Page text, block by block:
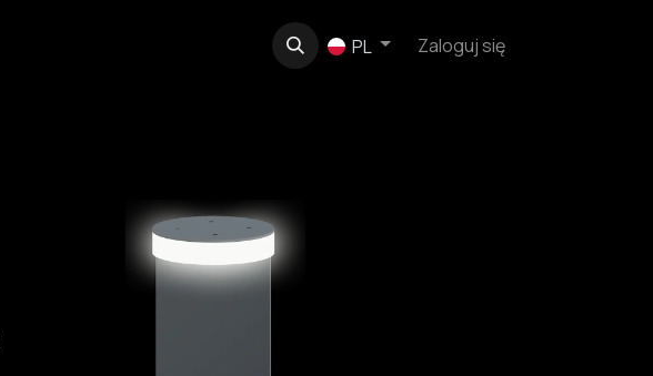
Kontakt PL Zaloguj się